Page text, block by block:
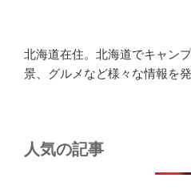
北海道在住。北海道でキャン
景、グルメなど様々な情報を
人気の記事